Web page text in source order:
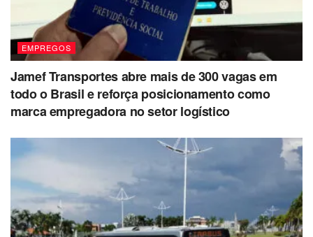
EMPREGOS
Jamef Transportes abre mais de 300 vagas em
todo o Brasil e reforça posicionamento como
marca empregadora no setor logístico